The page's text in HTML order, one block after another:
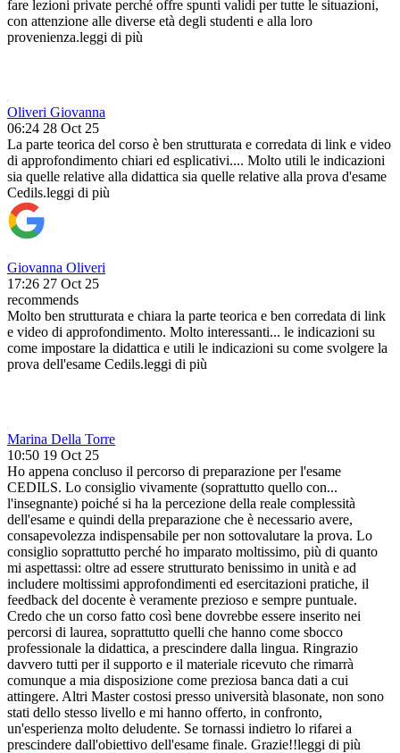
fare lezioni private perché offre spunti validi per tutte le situazioni,
con attenzione alle diverse età degli studenti e alla loro
provenienza.leggi di più
Oliveri Giovanna
06:24 28 Oct 25
La parte teorica del corso è ben strutturata e corredata di link e video
di approfondimento chiari ed esplicativi.... Molto utili le indicazioni
sia quelle relative alla didattica sia quelle relative alla prova d'esame
Cedils.leggi di più
Giovanna Oliveri
17:26 27 Oct 25
recommends
Molto ben strutturata e chiara la parte teorica e ben corredata di link
e video di approfondimento. Molto interessanti... le indicazioni su
come impostare la didattica e utili le indicazioni su come svolgere la
prova dell'esame Cedils.leggi di più
Marina Della Torre
10:50 19 Oct 25
Ho appena concluso il percorso di preparazione per l'esame
CEDILS. Lo consiglio vivamente (soprattutto quello con...
l'insegnante) poiché si ha la percezione della reale complessità
dell'esame e quindi della preparazione che è necessario avere,
consapevolezza indispensabile per non sottovalutare la prova. Lo
consiglio soprattutto perché ho imparato moltissimo, più di quanto
mi aspettassi: oltre ad essere strutturato benissimo in unità e ad
includere moltissimi approfondimenti ed esercitazioni pratiche, il
feedback del docente è veramente prezioso e sempre puntuale.
Credo che un corso fatto così bene dovrebbe essere inserito nei
percorsi di laurea, soprattutto quelli che hanno come sbocco
professionale la didattica, a prescindere dalla lingua. Ringrazio
davvero tutti per il supporto e il materiale ricevuto che rimarrà
comunque a mia disposizione come preziosa banca dati a cui
attingere. Altri Master costosi presso università blasonate, non sono
stati dello stesso livello e mi hanno offerto, in confronto,
un'esperienza molto deludente. Se tornassi indietro lo rifarei a
prescindere dall'obiettivo dell'esame finale. Grazie!!leggi di più